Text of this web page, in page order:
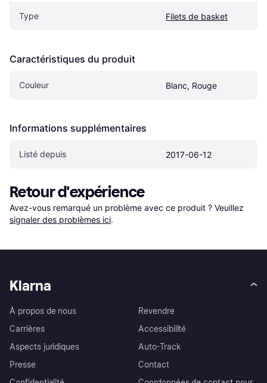
Type Filets de basket
Caractéristiques du produit
Couleur Blanc, Rouge
Informations supplémentaires
Listé depuis 2017-06-12
Retour d'expérience
Avez-vous remarqué un problème avec ce produit ? Veuillez
signaler des problèmes ici.
Klarna
À propos de nous
Carrières
Aspects juridiques
Presse
Revendre
Accessibilité
Auto-Track
Contact